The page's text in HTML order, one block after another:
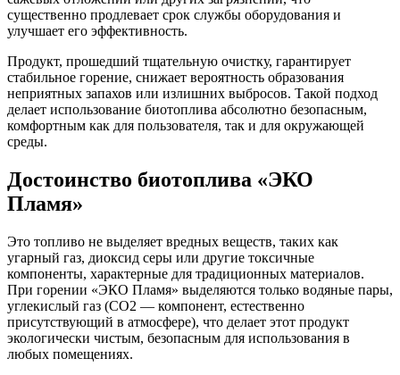
существенно продлевает срок службы оборудования и
улучшает его эффективность.
Продукт, прошедший тщательную очистку, гарантирует
стабильное горение, снижает вероятность образования
неприятных запахов или излишних выбросов. Такой подход
делает использование биотоплива абсолютно безопасным,
комфортным как для пользователя, так и для окружающей
среды.
Достоинство биотоплива «ЭКО
Пламя»
Это топливо не выделяет вредных веществ, таких как
угарный газ, диоксид серы или другие токсичные
компоненты, характерные для традиционных материалов.
При горении «ЭКО Пламя» выделяются только водяные пары,
углекислый газ (CO2 — компонент, естественно
присутствующий в атмосфере), что делает этот продукт
экологически чистым, безопасным для использования в
любых помещениях.